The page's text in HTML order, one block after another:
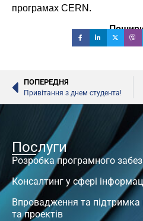
програмах CERN.
ПОПЕРЕДНЯ
Привітання з днем студента!
Послуги
Розробка програмного
Консалтинг у сфері
Впровадження та підтримка
та проектів